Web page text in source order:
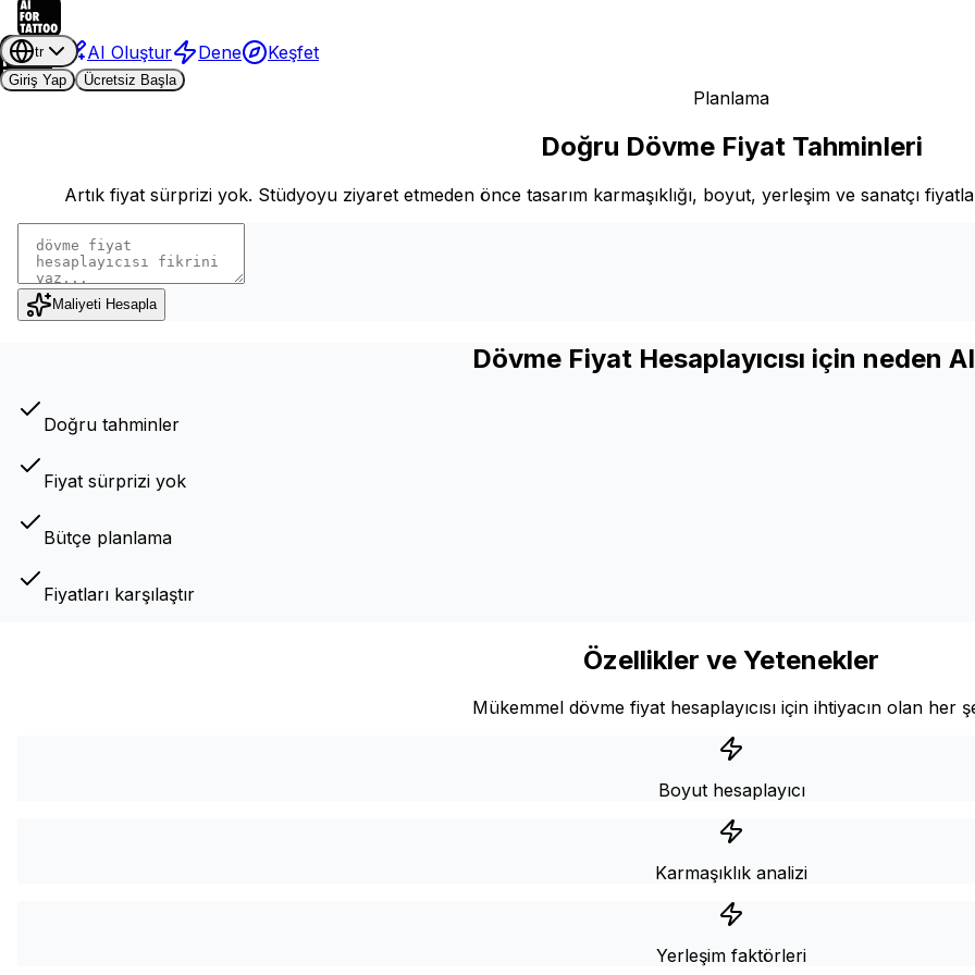
AI Oluştur Dene Keşfet
tr
Giriş Yap
Ücretsiz Başla
Planlama
Doğru Dövme Fiyat Tahminleri
Artık fiyat sürprizi yok. Stüdyoyu ziyaret etmeden önce tasarım karmaşıklığı, boyut, yerleşim ve sanatçı
Maliyeti Hesapla
Dövme Fiyat Hesaplayıcısı için neden
Doğru tahminler
Fiyat sürprizi yok
Bütçe planlama
Fiyatları karşılaştır
Özellikler ve Yetenekler
Mükemmel dövme fiyat hesaplayıcısı için ihtiyacın olan her
Boyut hesaplayıcı
Karmaşıklık analizi
Yerleşim faktörleri